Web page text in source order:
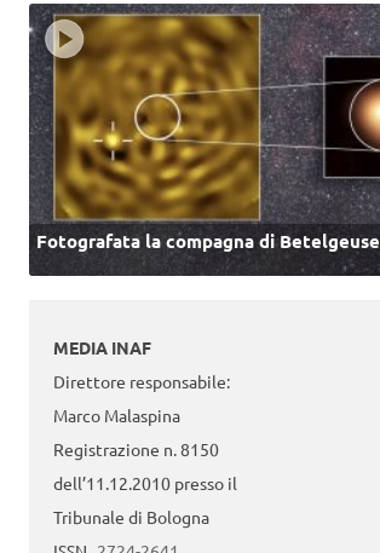
Fotografata la compagna di Betelgeuse
MEDIA INAF
Direttore responsabile:
Marco Malaspina
Registrazione n. 8150
dell’11.12.2010 presso il
Tribunale di Bologna